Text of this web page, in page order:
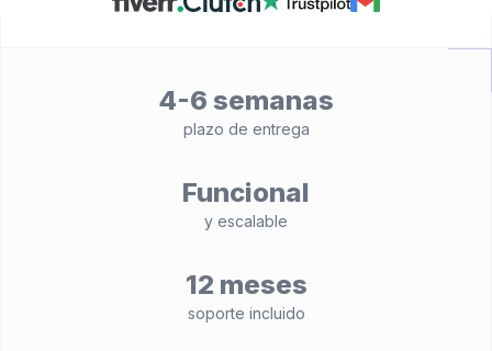
4-6 semanas
plazo de entrega
Funcional
y escalable
12 meses
soporte incluido